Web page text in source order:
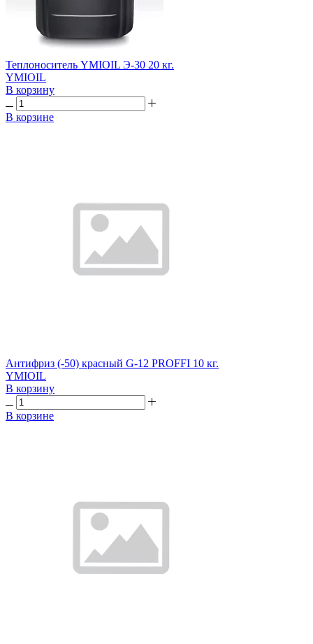
Теплоноситель YMIOIL Э-30 20 кг.
YMIOIL
В корзину
В корзине
Антифриз (-50) красный G-12 PROFFI 10 кг.
YMIOIL
В корзину
В корзине